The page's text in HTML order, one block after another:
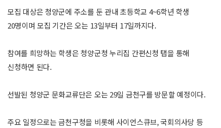
모집 대상은 청양군에 주소를 둔 관내 초등학교 4~6학년 학생
20명이며 모집 기간은 오는 13일부터 17일까지다.
참여를 희망하는 학생은 청양군청 누리집 간편신청 탭을 통해
신청하면 된다.
선발된 청양군 문화교류단은 오는 29일 금천구를 방문할 예정이다.
주요 일정으로는 금천구청을 비롯해 사이언스큐브, 국회의사당 등